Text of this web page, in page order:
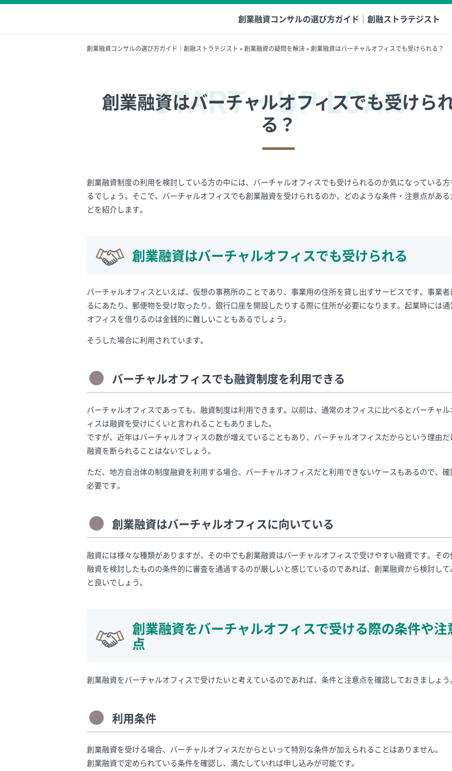
創業融資コンサルの選び方ガイド｜創融ストラテジスト
創業融資コンサルの選び方ガイド｜創融ストラテジスト »創業融資の疑問を解決»創業融資はバーチャルオフィスでも受けられる？
創業融資はバーチャルオフィスでも受けら
る？
創業融資制度の利用を検討している方の中には、バーチャルオフィスでも受けられるのか気になっている方
るでしょう。そこで、バーチャルオフィスでも創業融資を受けられるのか、どのような条件・注意点がある
どを紹介します。
創業融資はバーチャルオフィスでも受けられる
バーチャルオフィスといえば、仮想の事務所のことであり、事業用の住所を貸し出すサービスです。事業者
るにあたり、郵便物を受け取ったり、銀行口座を開設したりする際に住所が必要になります。起業時には通
オフィスを借りるのは金銭的に難しいこともあるでしょう。
そうした場合に利用されています。
バーチャルオフィスでも融資制度を利用できる
バーチャルオフィスであっても、融資制度は利用できます。以前は、通常のオフィスに比べるとバーチャル
ィスは融資を受けにくいと言われることもありました。
ですが、近年はバーチャルオフィスの数が増えていることもあり、バーチャルオフィスだからという理由だ
融資を断られることはないでしょう。
ただ、地方自治体の制度融資を利用する場合、バーチャルオフィスだと利用できないケースもあるので、確
必要です。
創業融資はバーチャルオフィスに向いている
融資には様々な種類がありますが、その中でも創業融資はバーチャルオフィスで受けやすい融資です。その
融資を検討したものの条件的に審査を通過するのが厳しいと感じているのであれば、創業融資から検討して
と良いでしょう。
創業融資をバーチャルオフィスで受ける際の条件や注
点
創業融資をバーチャルオフィスで受けたいと考えているのであれば、条件と注意点を確認しておきましょう。
利用条件
創業融資を受ける場合、バーチャルオフィスだからといって特別な条件が加えられることはありません。
創業融資で定められている条件を確認し、満たしていれば申し込みが可能です。